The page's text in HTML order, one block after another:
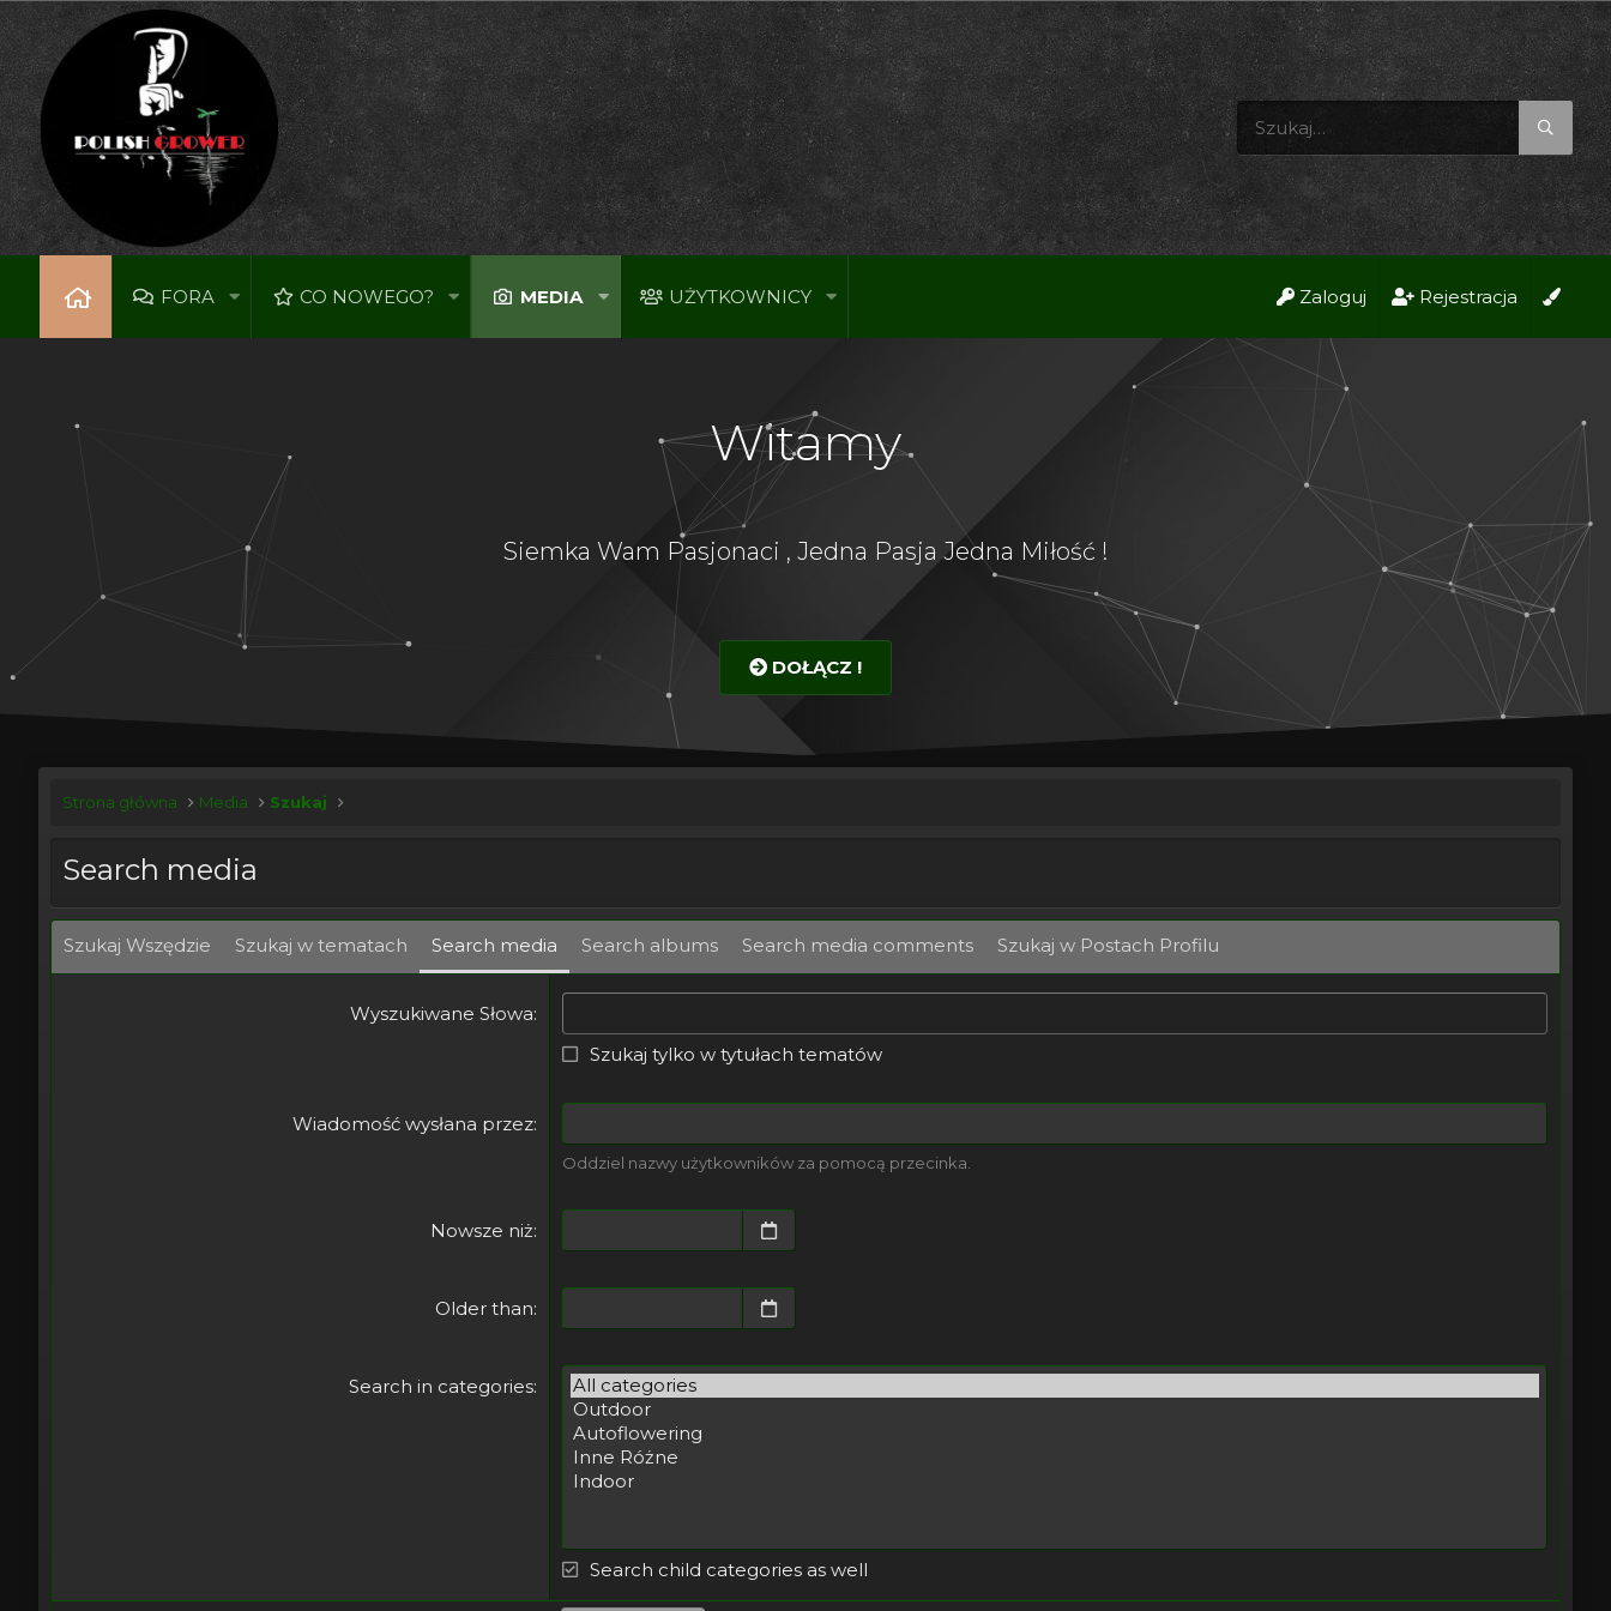
FORA CO NOWEGO? MEDIA UŻYTKOWNICY Zaloguj Rejestracja
Witamy
Siemka Wam Pasjonaci , Jedna Pasja Jedna Miłość !
DOŁĄCZ !
Strona główna Media Szukaj
Search media
Szukaj Wszędzie Szukaj w tematach Search media Search albums Search media comments Szukaj w Postach Profilu
Wyszukiwane Słowa
Szukaj tylko w tytułach tematów
Wiadomość wysłana przez
Oddziel nazwy użytkowników za pomocą przecinka.
Nowsze niż
Older than
Search in categories
Search child categories as well